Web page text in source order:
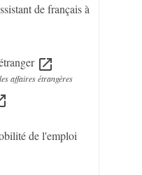
de français à
open_in_new
affaires étrangères
de l'emploi